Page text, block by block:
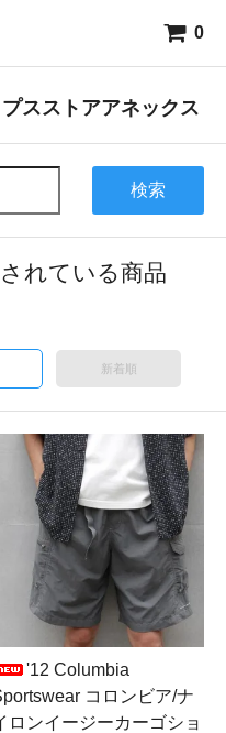
0
スストアアネックス
検索
れている商品
新着順
'12 Columbia
コロンビア/ナ
ロンイージーカーゴショ